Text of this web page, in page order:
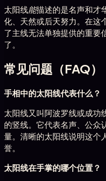
太阳线能描述的是名声和才
化、天然或后天努力。在这
了主线无法单独提供的重要
了。
常见问题（FAQ）
手相中的太阳线代表什么？
太阳线又叫阿波罗线或成功
的竖线。它代表名声、公众
量。清晰的太阳线说明这个
誉。
太阳线在手掌的哪个位置？